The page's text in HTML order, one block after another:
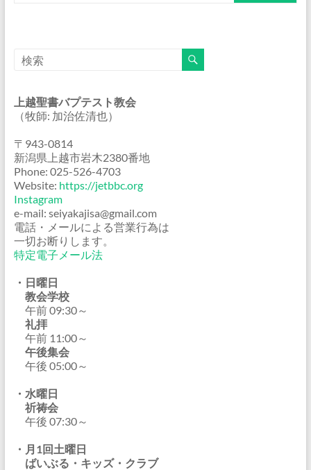
上越聖書バプテスト教会
（牧師: 加治佐清也）
〒943-0814
新潟県上越市岩木2380番地
Phone: 025-526-4703
Website: https://jetbbc.org
Instagram
e-mail: seiyakajisa@gmail.com
電話・メールによる営業行為は
一切お断りします。
特定電子メール法
・日曜日
教会学校
午前 09:30～
礼拝
午前 11:00～
午後集会
午後 05:00～
・水曜日
祈祷会
午後 07:30～
・月1回土曜日
ばいぶる・キッズ・クラブ